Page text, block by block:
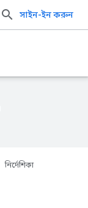
সাইন-ইন করুন
নির্দেশিকা